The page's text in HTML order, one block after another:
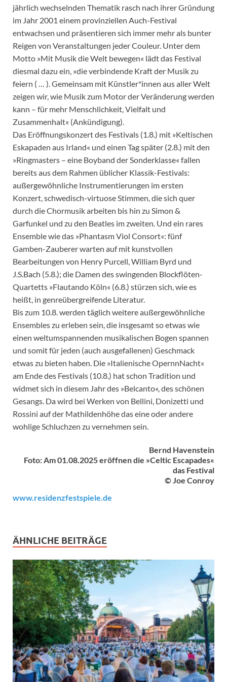
jährlich wechselnden Thematik rasch nach ihrer Gründung
im Jahr 2001 einem provinziellen Auch-Festival
entwachsen und präsentieren sich immer mehr als bunter
Reigen von Veranstaltungen jeder Couleur. Unter dem
Motto »Mit Musik die Welt bewegen« lädt das Festival
diesmal dazu ein, »die verbindende Kraft der Musik zu
feiern ( … ). Gemeinsam mit Künstler*innen aus aller Welt
zeigen wir, wie Musik zum Motor der Veränderung werden
kann – für mehr Menschlichkeit, Vielfalt und
Zusammenhalt« (Ankündigung).
Das Eröffnungskonzert des Festivals (1.8.) mit »Keltischen
Eskapaden aus Irland« und einen Tag später (2.8.) mit den
»Ringmasters – eine Boyband der Sonderklasse« fallen
bereits aus dem Rahmen üblicher Klassik-Festivals:
außergewöhnliche Instrumentierungen im ersten
Konzert, schwedisch-virtuose Stimmen, die sich quer
durch die Chormusik arbeiten bis hin zu Simon &
Garfunkel und zu den Beatles im zweiten. Und ein rares
Ensemble wie das »Phantasm Viol Consort«: fünf
Gamben-Zauberer warten auf mit kunstvollen
Bearbeitungen von Henry Purcell, William Byrd und
J.S.Bach (5.8.); die Damen des swingenden Blockflöten-
Quartetts »Flautando Köln« (6.8.) stürzen sich, wie es
heißt, in genreübergreifende Literatur.
Bis zum 10.8. werden täglich weitere außergewöhnliche
Ensembles zu erleben sein, die insgesamt so etwas wie
einen weltumspannenden musikalischen Bogen spannen
und somit für jeden (auch ausgefallenen) Geschmack
etwas zu bieten haben. Die »Italienische OpernnNacht«
am Ende des Festivals (10.8.) hat schon Tradition und
widmet sich in diesem Jahr des »Belcanto«, des schönen
Gesangs. Da wird bei Werken von Bellini, Donizetti und
Rossini auf der Mathildenhöhe das eine oder andere
wohlige Schluchzen zu vernehmen sein.
Bernd Havenstein
Foto: Am 01.08.2025 eröffnen die »Celtic Escapades«
das Festival
© Joe Conroy
www.residenzfestspiele.de
ÄHNLICHE BEITRÄGE